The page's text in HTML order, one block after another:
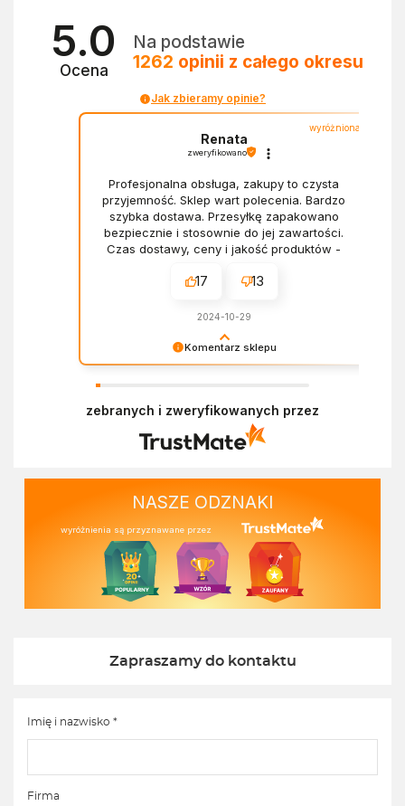
5.0
Ocena
Na podstawie
1262 opinii z całego okresu
Jak zbieramy opinie?
Komentarz sklepu
doświadczeniem. Z pozdrowieniami, Zespół
wyróżniona
Renata
zweryfikowano
Profesjonalna obsługa, zakupy to czysta
przyjemność. Sklep wart polecenia. Bardzo
szybka dostawa. Przesyłkę zapakowano
bezpiecznie i stosownie do jej zawartości.
Czas dostawy, ceny i jakość produktów -
17 13
2024-10-29
zebranych i zweryfikowanych przez
NASZE ODZNAKI
wyróżnienia są przyznawane przez
Zapraszamy do kontaktu
Imię i nazwisko *
Firma